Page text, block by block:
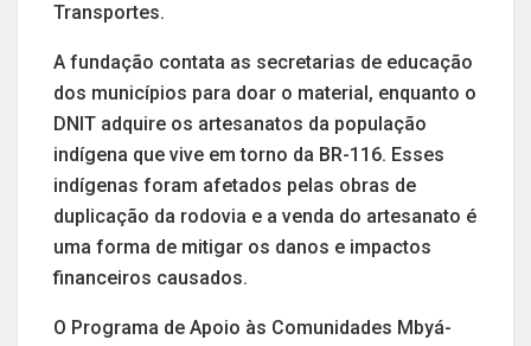
Transportes.
A fundação contata as secretarias de educação
dos municípios para doar o material, enquanto o
DNIT adquire os artesanatos da população
indígena que vive em torno da BR-116. Esses
indígenas foram afetados pelas obras de
duplicação da rodovia e a venda do artesanato é
uma forma de mitigar os danos e impactos
financeiros causados.
O Programa de Apoio às Comunidades Mbyá-